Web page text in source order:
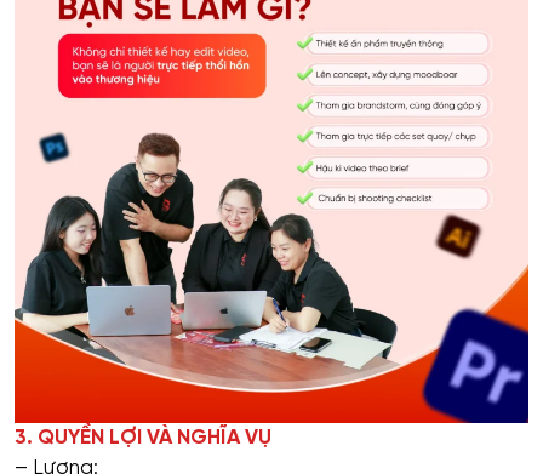
3. QUYỀN LỢI VÀ NGHĨA VỤ
– Lương: